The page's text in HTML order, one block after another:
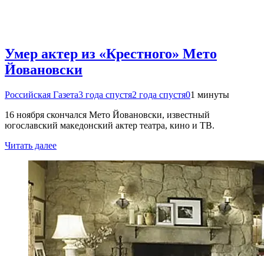
Умер актер из «Крестного» Мето
Йовановски
Российская Газета3 года спустя2 года спустя01 минуты
16 ноября скончался Мето Йовановски, известный
югославский македонский актер театра, кино и ТВ.
Читать далее